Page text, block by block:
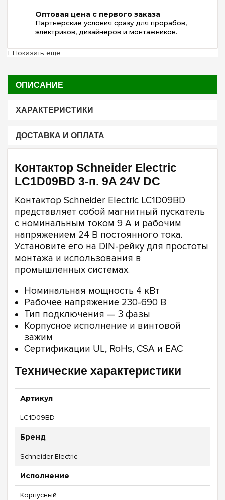
Оптовая цена с первого заказа
Партнёрские условия сразу для прорабов,
электриков, дизайнеров и монтажников.
+ Показать ещё
ОПИСАНИЕ
ХАРАКТЕРИСТИКИ
ДОСТАВКА И ОПЛАТА
Контактор Schneider Electric
LC1D09BD 3-п. 9A 24V DC
Контактор Schneider Electric LC1D09BD
представляет собой магнитный пускатель
с номинальным током 9 А и рабочим
напряжением 24 В постоянного тока.
Установите его на DIN-рейку для простоты
монтажа и использования в
промышленных системах.
Номинальная мощность 4 кВт
Рабочее напряжение 230-690 В
Тип подключения — 3 фазы
Корпусное исполнение и винтовой
зажим
Сертификации UL, RoHs, CSA и EAC
Технические характеристики
Артикул
LC1D09BD
Бренд
Schneider Electric
Исполнение
Корпусный